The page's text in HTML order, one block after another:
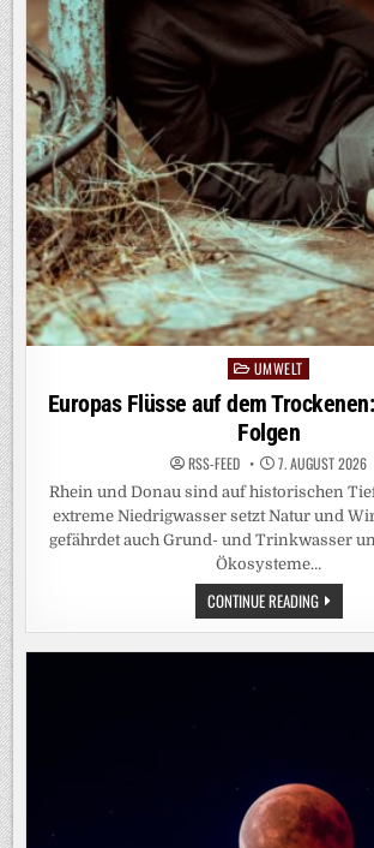
Posted
in
UMWELT
Europas Flüsse auf dem
Folgen
RSS-FEED 7. AUGUST 2026
Rhein und Donau sind auf historischen
extreme Niedrigwasser setzt Natur und
gefährdet auch Grund- und Trinkwasser
Ökosysteme…
CONTINUE READINGEUROPAS
FLÜSSE
AUF